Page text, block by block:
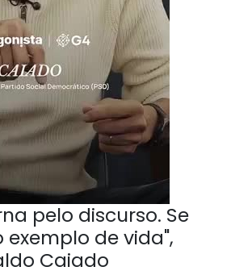
pelo discurso. Se
de vida",
Caiado